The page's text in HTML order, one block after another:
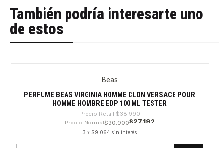
También podría interesarte uno
de estos
Beas
PERFUME BEAS VIRGINIA HOMME CLON VERSACE POUR
HOMME HOMBRE EDP 100 ML TESTER
Precio Retail $38.990
Precio Normal$30.900$27.192
3 x $9.064 sin interés